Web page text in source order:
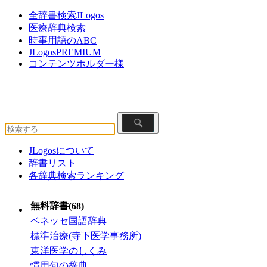
全辞書検索JLogos
医療辞典検索
時事用語のABC
JLogosPREMIUM
コンテンツホルダー様
JLogosについて
辞書リスト
各辞典検索ランキング
無料辞書(68)
ベネッセ国語辞典
標準治療(寺下医学事務所)
東洋医学のしくみ